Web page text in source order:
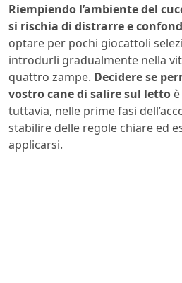
Riempiendo l’ambiente del
si rischia di distrarre e
optare per pochi giocattoli
introdurli gradualmente nella
quattro zampe. Decidere se
vostro cane di salire sul letto
tuttavia, nelle prime fasi
stabilire delle regole chiare ed
applicarsi.